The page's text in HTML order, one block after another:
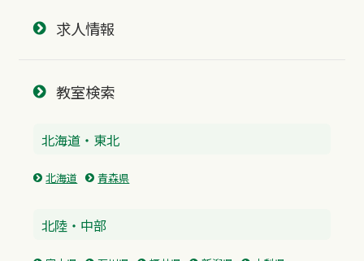
求人情報
教室検索
北海道・東北
北海道 青森県
北陸・中部